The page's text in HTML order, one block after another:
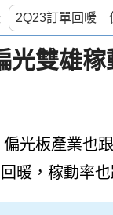
雙雄稼
光板產業也
暖，稼動率